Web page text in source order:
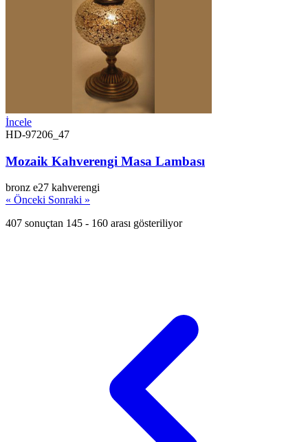
İncele
HD-97206_47
Mozaik Kahverengi Masa Lambası
bronz e27 kahverengi
« Önceki Sonraki »
407 sonuçtan 145 - 160 arası gösteriliyor